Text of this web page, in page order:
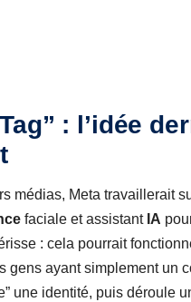
: l’idée
médias, Meta travaillerait
faciale et assistant IA
: cela pourrait
gens ayant simplement un
une identité, puis déroule